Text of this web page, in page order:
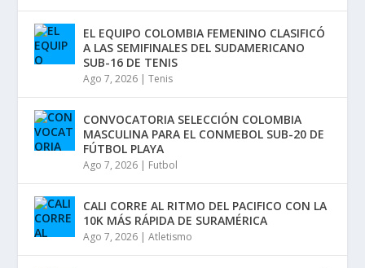
EL EQUIPO COLOMBIA FEMENINO CLASIFICÓ
A LAS SEMIFINALES DEL SUDAMERICANO
SUB-16 DE TENIS
Ago 7, 2026 |Tenis
CONVOCATORIA SELECCIÓN COLOMBIA
MASCULINA PARA EL CONMEBOL SUB-20 DE
FÚTBOL PLAYA
Ago 7, 2026 | Futbol
CALI CORRE AL RITMO DEL PACIFICO CON LA
10K MÁS RÁPIDA DE SURAMÉRICA
Ago 7, 2026 |Atletismo